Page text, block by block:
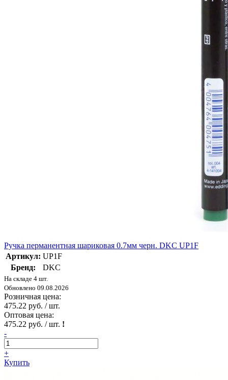
Ручка перманентная шариковая 0.7мм черн. DKC UP1F
Артикул: UP1F
Бренд:
DKC
На складе 4 шт.
Обновлено 09.08.2026
Розничная цена:
475.22 руб. / шт.
Оптовая цена:
475.22 руб. / шт. !
-
+
Купить